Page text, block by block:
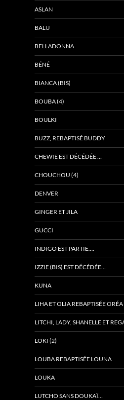
ASLAN
BALU
BELLADONNA
BÉNÉ
BIANCA (BIS)
BOUBA (4)
BOULKI
BUZZ, REBAPTISÉ BUDDY
CHEWIE EST DÉCÉDÉE …
CHOUCHOU (4)
DENVER
GINGER ET JILA
GUCCI
INDIGO EST PARTIE….
IZZIE (BIS) EST DÉCÉDÉE…
KUNA
LIHA ET OLIA REBAPTISÉE ORÉA
LITCHI, LADY, SHANELLE ET
LOKI (2)
LOUBA REBAPTISÉE LOUNA
LOUKA
LUTCHO SANS DOUKAÏ…